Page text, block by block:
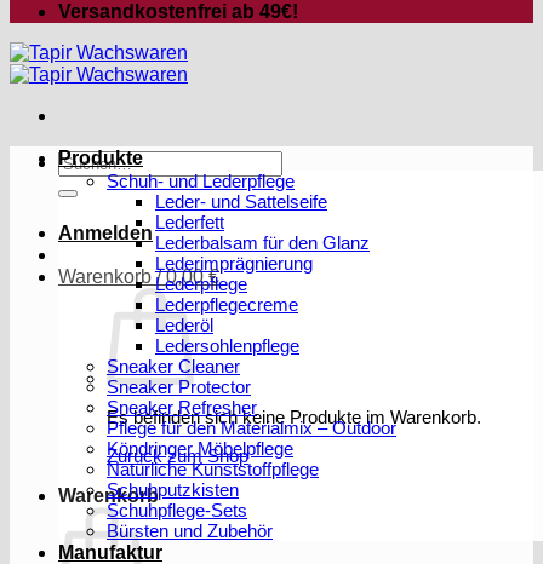
Versandkostenfrei ab 49€!
Suchen
nach:
Anmelden
Warenkorb /0,00€
Es befinden sich keine Produkte im Warenkorb.
Zurück zum Shop
Warenkorb
Produkte
Schuh- und Lederpflege
Leder- und Sattelseife
Lederfett
Lederbalsam für den Glanz
Lederimprägnierung
Lederpflege
Lederpflegecreme
Lederöl
Ledersohlenpflege
Sneaker Cleaner
Sneaker Protector
Sneaker Refresher
Pflege für den Materialmix – Outdoor
Köndringer Möbelpflege
Natürliche Kunststoffpflege
Schuhputzkisten
Schuhpflege-Sets
Bürsten und Zubehör
Manufaktur